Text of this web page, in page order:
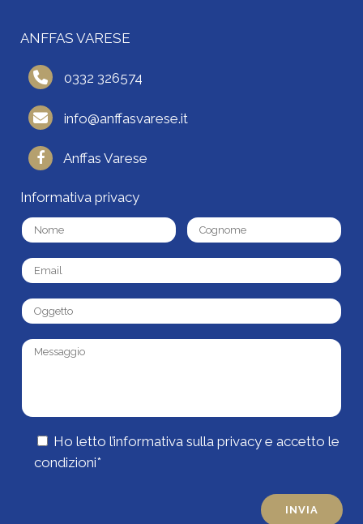
ANFFAS VARESE
0332 326574
info@anffasvarese.it
Anffas Varese
Informativa privacy
Ho letto l’informativa sulla privacy e accetto le
condizioni*